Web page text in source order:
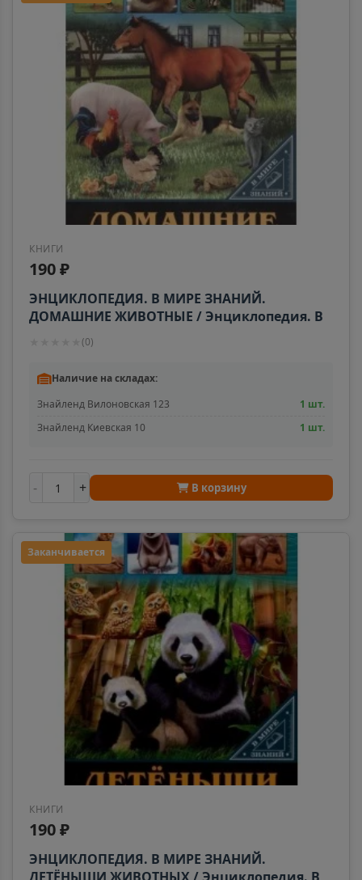
КНИГИ
190 ₽
ЭНЦИКЛОПЕДИЯ. В МИРЕ ЗНАНИЙ.
ДОМАШНИЕ ЖИВОТНЫЕ / Энциклопедия. В
мире знаний. изд-во: Проф-пресс авт:0+
(0)
Наличие на складах:
Знайленд Вилоновская 123
1 шт.
Знайленд Киевская 10
1 шт.
- + В корзину
Заканчивается
КНИГИ
190 ₽
ЭНЦИКЛОПЕДИЯ. В МИРЕ ЗНАНИЙ.